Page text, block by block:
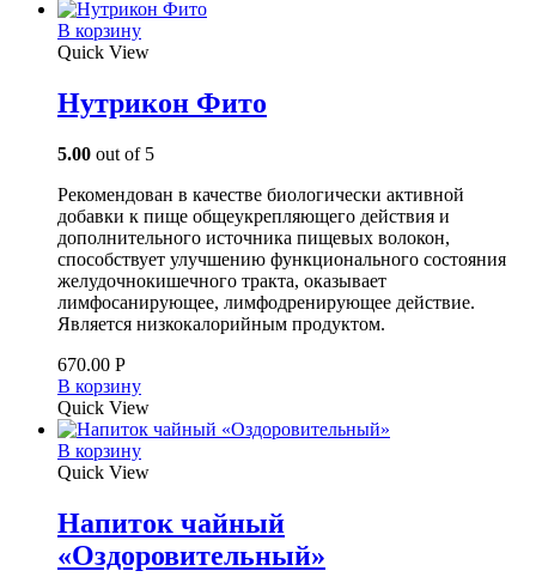
В корзину
Quick View
Нутрикон Фито
5.00 out of 5
Рекомендован в качестве биологически активной
добавки к пище общеукрепляющего действия и
дополнительного источника пищевых волокон,
способствует улучшению функционального состояния
желудочно­кишечного тракта, оказывает
лимфосанирующее, лимфодренирующее действие.
Является низкокалорийным продуктом.
670.00 Р
В корзину
Quick View
В корзину
Quick View
Напиток чайный
«Оздоровительный»